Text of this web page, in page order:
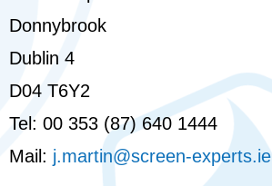
Donnybrook
Dublin 4
D04 T6Y2
Tel: 00 353 (87) 640 1444
Mail: j.martin@screen-experts.ie